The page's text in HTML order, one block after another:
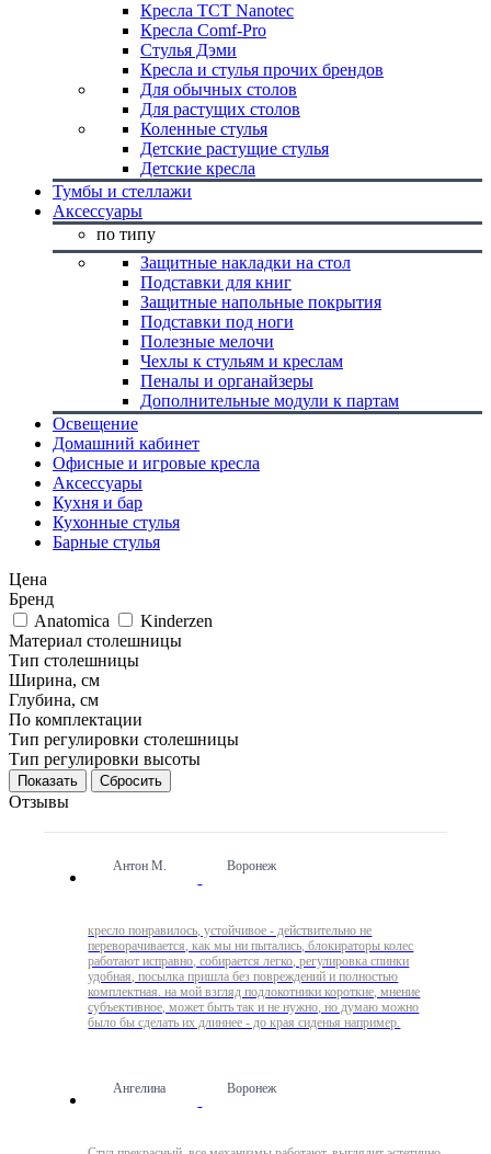
Кресла TCT Nanotec
Кресла Comf-Pro
Стулья Дэми
Кресла и стулья прочих брендов
Для обычных столов
Для растущих столов
Коленные стулья
Детские растущие стулья
Детские кресла
Тумбы и стеллажи
Аксессуары
по типу
Защитные накладки на стол
Подставки для книг
Защитные напольные покрытия
Подставки под ноги
Полезные мелочи
Чехлы к стульям и креслам
Пеналы и органайзеры
Дополнительные модули к партам
Освещение
Домашний кабинет
Офисные и игровые кресла
Аксессуары
Кухня и бар
Кухонные стулья
Барные стулья
Цена
Бренд
Anatomica
Kinderzen
Материал столешницы
Тип столешницы
Ширина, см
Глубина, см
По комплектации
Тип регулировки столешницы
Тип регулировки высоты
Сбросить
Отзывы
Антон М. Воронеж
кресло понравилось, устойчивое - действительно не
переворачивается, как мы ни пытались, блокираторы колес
работают исправно, собирается легко, регулировка спинки
удобная, посылка пришла без повреждений и полностью
комплектная. на мой взгляд подлокотники короткие, мнение
субъективное, может быть так и не нужно, но думаю можно
было бы сделать их длиннее - до края сиденья например.
Ангелина Воронеж